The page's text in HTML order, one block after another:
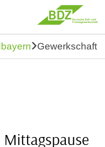
Mittagspause